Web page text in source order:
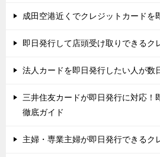
ョ
成田空港近くでクレジットカードを
即日発行して店頭受け取りできるク
法人カードを即日発行したい人が数
三井住友カードが即日発行に対応！
徹底ガイド
主婦・専業主婦が即日発行できるク